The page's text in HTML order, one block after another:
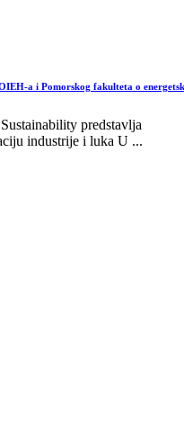
a i Pomorskog fakulteta o
predstavlja
industrije i luka U ...